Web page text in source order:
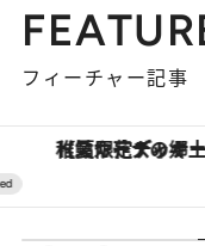
フィーチャー記事
【夏限定ディナーコース】旬を迎える稚鮎や花ズ